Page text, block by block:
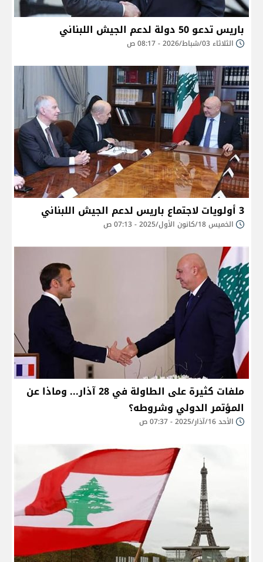
باريس تدعو 50 دولة لدعم الجيش اللبناني
الثلاثاء 03/شباط/2026 - 08:17 ص
3 أولويات لاجتماع باريس لدعم الجيش اللبناني
الخميس 18/كانون الأول/2025 - 07:13 ص
ملفات كثيرة على الطاولة في 28 آذار... وماذا عن
المؤتمر الدولي وشروطه؟
الأحد 16/آذار/2025 - 07:37 ص